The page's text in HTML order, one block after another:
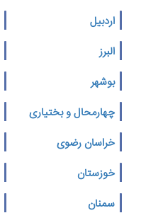
اردبیل
البرز
بوشهر
چهارمحال و بختیاری
خراسان رضوی
خوزستان
سمنان